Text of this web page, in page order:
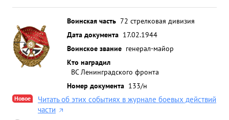
Воинская часть 72 стрелковая дивизия
Дата документа 17.02.1944
Воинское звание генерал-майор
Кто наградил
ВС Ленинградского фронта
Номер документа 133/н
Новое
Читать об этих событиях в журнале боевых действий
части